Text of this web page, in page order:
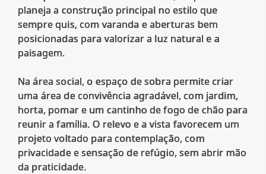
planeja a construção principal no estilo que
sempre quis, com varanda e aberturas bem
posicionadas para valorizar a luz natural e a
paisagem.
Na área social, o espaço de sobra permite criar
uma área de convivência agradável, com jardim,
horta, pomar e um cantinho de fogo de chão para
reunir a família. O relevo e a vista favorecem um
projeto voltado para contemplação, com
privacidade e sensação de refúgio, sem abrir mão
da praticidade.